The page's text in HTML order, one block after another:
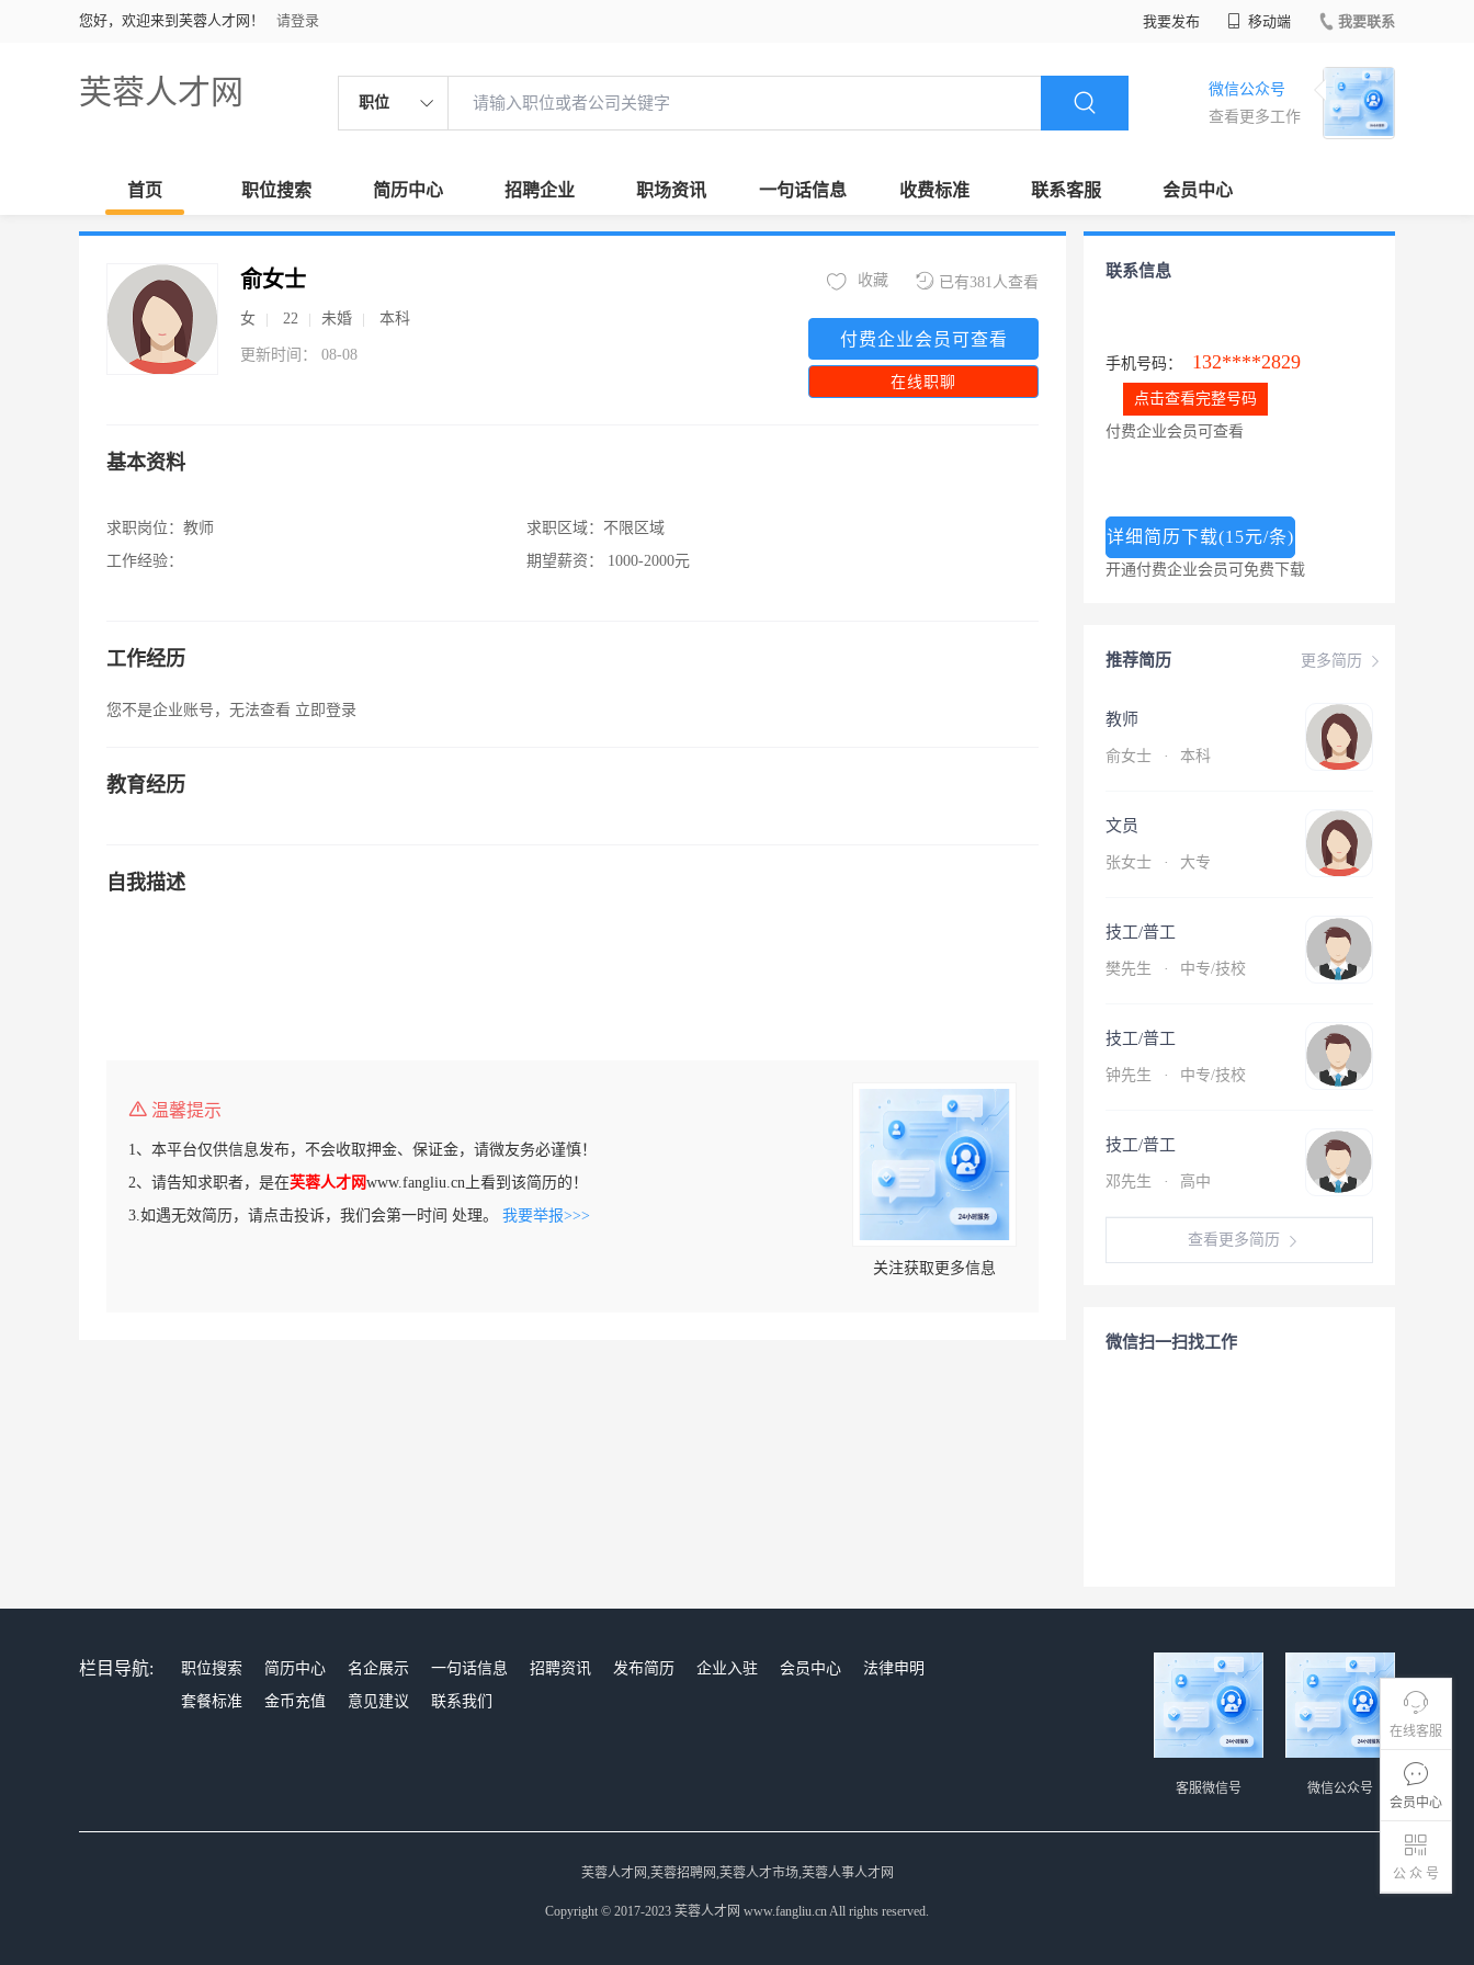
您好，欢迎来到芙蓉人才网！ 请登录 我要发布 移动端 我要联系
芙蓉人才网 职位
微信公众号
查看更多工作
首页 职位搜索 简历中心 招聘企业 职场资讯 一句话信息 收费标准 联系客服 会员中心
在线客服
会员中心
公 众 号
俞女士
女 22 未婚 本科
更新时间： 08-08
已有381人查看
收藏
付费企业会员可查看
在线职聊
基本资料
求职岗位： 教师
工作经验：
求职区域： 不限区域
期望薪资：
1000-2000元
工作经历
您不是企业账号，无法查看 立即登录
教育经历
自我描述
温馨提示
1、本平台仅供信息发布，不会收取押金、保证金，请微友务必谨慎！
2、请告知求职者，是在芙蓉人才网www.fangliu.cn上看到该简历的！
3.如遇无效简历，请点击投诉，我们会第一时间 处理。 我要举报>>>
关注获取更多信息
联系信息
手机号码： 132****2829
点击查看完整号码
付费企业会员可查看
详细简历下载(15元/条)
开通付费企业会员可免费下载
更多简历
推荐简历
教师
俞女士 · 本科
文员
张女士 · 大专
技工/普工
樊先生 · 中专/技校
技工/普工
钟先生 · 中专/技校
技工/普工
邓先生 · 高中
查看更多简历
微信扫一扫找工作
栏目导航: 职位搜索 简历中心 名企展示 一句话信息 招聘资讯 发布简历 企业入驻 会员中心
法律申明
套餐标准
金币充值 意见建议 联系我们
微信公众号
客服微信号
芙蓉人才网,芙蓉招聘网,芙蓉人才市场,芙蓉人事人才网
Copyright © 2017-2023 芙蓉人才网 www.fangliu.cn All rights reserved.